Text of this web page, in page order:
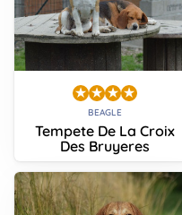
BEAGLE
Tempete De La Croix
Des Bruyeres